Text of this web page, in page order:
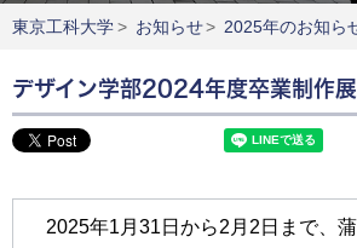
東京工科大学> お知らせ> 2025年のお知ら
デザイン学部2024年度卒業制作
2025年1月31日から2月2日まで、